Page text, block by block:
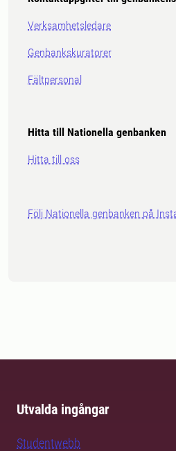
Verksamhetsledare
Genbankskuratorer
Fältpersonal
Hitta till Nationella genbanken
Hitta till oss
Följ Nationella genbanken på
Utvalda ingångar
Studentwebb